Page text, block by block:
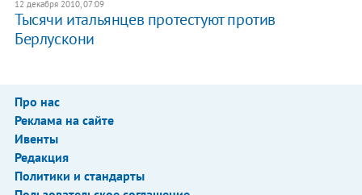
12 декабря 2010, 07:09
Тысячи итальянцев протестуют против
Берлускони
Про нас
Реклама на сайте
Ивенты
Редакция
Политики и стандарты